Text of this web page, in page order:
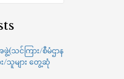
ဖွဲ့(သင်ကြား/စီမံဌာန
း/သူများ တွေ့ဆုံ